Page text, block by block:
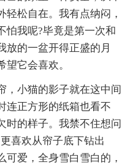
松自在。我有点纳闷，
怕我呢?毕竟是第一次和
放的一盆开得正盛的月
它会喜欢。
，小猫的影子就在这中间
连正方形的纸箱也看不
时的样子。我禁不住想问
喜欢从帘子底下钻出
爱，全身雪白雪白的，